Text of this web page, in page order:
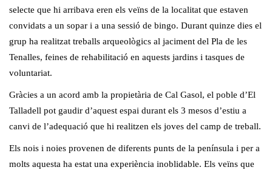
selecte que hi arribava eren els veïns de la localitat que estaven
convidats a un sopar i a una sessió de bingo. Durant quinze dies el
grup ha realitzat treballs arqueològics al jaciment del Pla de les
Tenalles, feines de rehabilitació en aquests jardins i tasques de
voluntariat.
Gràcies a un acord amb la propietària de Cal Gasol, el poble d’El
Talladell pot gaudir d’aquest espai durant els 3 mesos d’estiu a
canvi de l’adequació que hi realitzen els joves del camp de treball.
Els nois i noies provenen de diferents punts de la península i per a
molts aquesta ha estat una experiència inoblidable. Els veïns que